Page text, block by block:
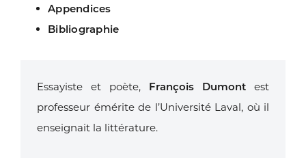
Appendices
Bibliographie
Essayiste et poète, François Dumont
est
professeur émérite de l’Université Laval, où il
enseignait la littérature.